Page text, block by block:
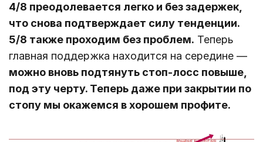
4/8 преодолевается легко и без задержек,
что снова подтверждает силу тенденции.
5/8 также проходим без проблем. Теперь
главная поддержка находится на середине ―
можно вновь подтянуть стоп-лосс повыше,
под эту черту. Теперь даже при закрытии по
стопу мы окажемся в хорошем профите.